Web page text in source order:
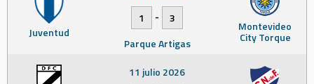
Juventud Montevideo
City Torque
1
-
3
Parque Artigas
11 julio 2026